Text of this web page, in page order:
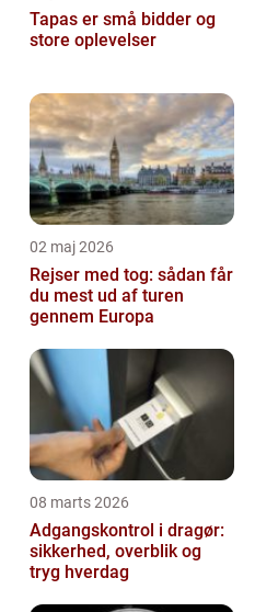
Tapas er små bidder og
store oplevelser
02 maj 2026
Rejser med tog: sådan får
du mest ud af turen
gennem Europa
08 marts 2026
Adgangskontrol i dragør:
sikkerhed, overblik og
tryg hverdag